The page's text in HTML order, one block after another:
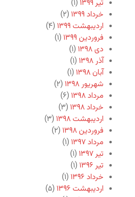
تیر ۱۳۹۹
(۱)
خرداد ۱۳۹۹
(۲)
اردیبهشت ۱۳۹۹
(۴)
فروردین ۱۳۹۹
(۱)
دی ۱۳۹۸
(۱)
آذر ۱۳۹۸
(۱)
آبان ۱۳۹۸
(۱)
شهریور ۱۳۹۸
(۲)
مرداد ۱۳۹۸
(۶)
خرداد ۱۳۹۸
(۳)
اردیبهشت ۱۳۹۸
(۳)
فروردین ۱۳۹۸
(۲)
مرداد ۱۳۹۷
(۱)
تیر ۱۳۹۷
(۱)
تیر ۱۳۹۶
(۱)
خرداد ۱۳۹۶
(۱)
اردیبهشت ۱۳۹۶
(۵)